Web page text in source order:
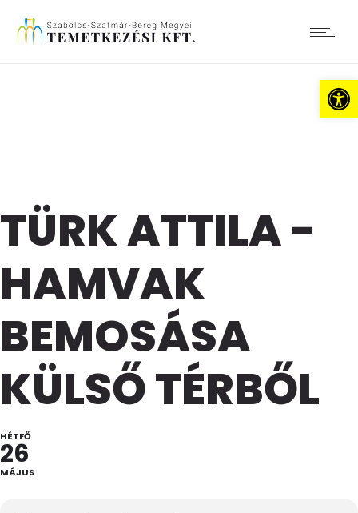
TÜRK ATTILA -
HAMVAK
BEMOSÁSA
KÜLSŐ TÉRBŐL
HÉTFŐ
26
MÁJUS